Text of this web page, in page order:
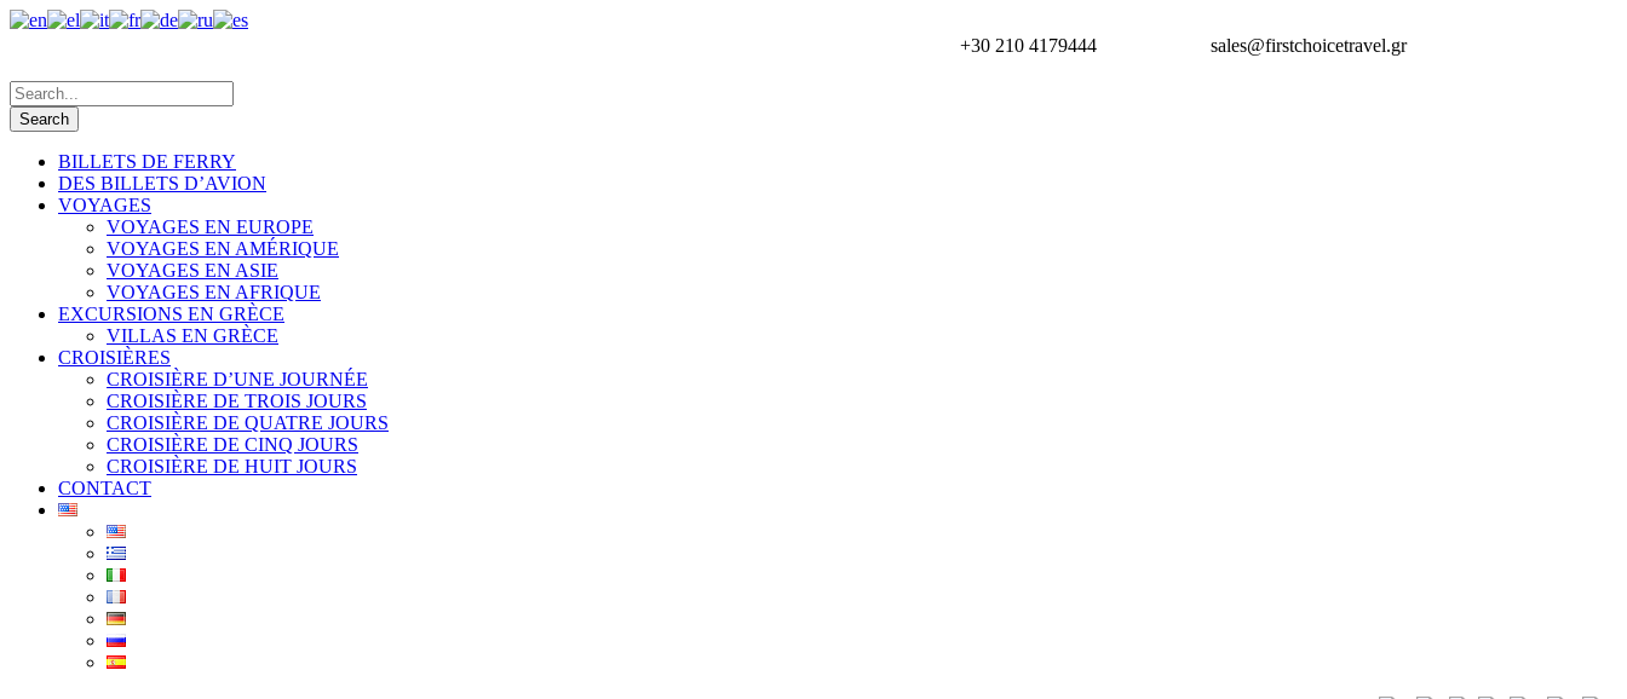
+30 210 4179444 sales@firstchoicetravel.gr
BILLETS DE FERRY
DES BILLETS D’AVION
VOYAGES
VOYAGES EN EUROPE
VOYAGES EN AMÉRIQUE
VOYAGES EN ASIE
VOYAGES EN AFRIQUE
EXCURSIONS EN GRÈCE
VILLAS EN GRÈCE
CROISIÈRES
CROISIÈRE D’UNE JOURNÉE
CROISIÈRE DE TROIS JOURS
CROISIÈRE DE QUATRE JOURS
CROISIÈRE DE CINQ JOURS
CROISIÈRE DE HUIT JOURS
CONTACT